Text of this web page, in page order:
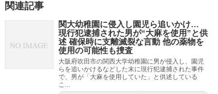
関連記事
関大幼稚園に侵入し園児ら追いかけ…
現行犯逮捕された男が“大麻を使用”と供
述 確保時に支離滅裂な言動 他の薬物を
使用の可能性も捜査
大阪府吹田市の関西大学幼稚園に男が侵入し、園児
らを追いかけるなどした末に現行犯逮捕された事件
で、男が「大麻を使用していた」と供述している
こ...